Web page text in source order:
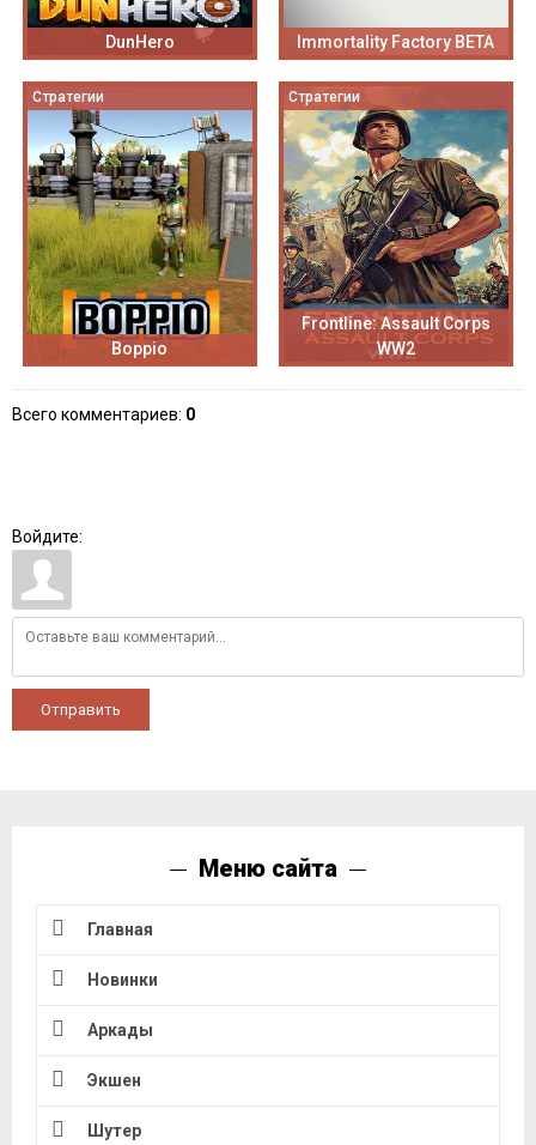
DunHero Immortality Factory BETA
Стратегии
Boppio
Стратегии
Frontline: Assault Corps
WW2
Всего комментариев: 0
Войдите:
Отправить
Меню сайта
Главная
Новинки
Аркады
Экшен
Шутер